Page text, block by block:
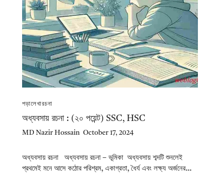
পড়ালেখারচনা
অধ্যবসায় রচনা : (২০ পয়েন্ট) SSC, HSC
MD Nazir Hossain October 17, 2024
অধ্যবসায় রচনা অধ্যবসায় রচনা – ভূমিকা অধ্যবসায় শব্দটি শুনলেই
প্রথমেই মনে আসে কঠোর পরিশ্রম, একাগ্রতা, ধৈর্য এবং লক্ষ্য অর্জনের...